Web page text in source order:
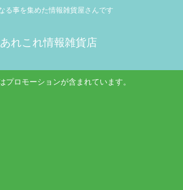
る事を集めた情報雑貨屋さんです
あれこれ情報雑貨店
プロモーションが含まれています。